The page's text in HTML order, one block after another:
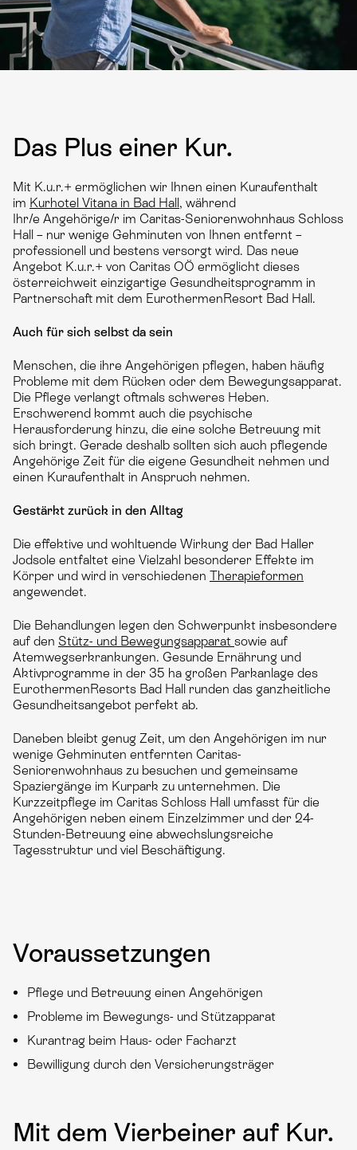
Das Plus einer Kur.
Mit K.u.r.+ ermöglichen wir Ihnen einen Kuraufenthalt
im Kurhotel Vitana in Bad Hall, während
Ihr/e Angehörige/r im Caritas-Seniorenwohnhaus Schloss
Hall – nur wenige Gehminuten von Ihnen entfernt –
professionell und bestens versorgt wird. Das neue
Angebot K.u.r.+ von Caritas OÖ ermöglicht dieses
österreichweit einzigartige Gesundheitsprogramm in
Partnerschaft mit dem EurothermenResort Bad Hall.
Auch für sich selbst da sein
Menschen, die ihre Angehörigen pflegen, haben häufig
Probleme mit dem Rücken oder dem Bewegungsapparat.
Die Pflege verlangt oftmals schweres Heben.
Erschwerend kommt auch die psychische
Herausforderung hinzu, die eine solche Betreuung mit
sich bringt. Gerade deshalb sollten sich auch pflegende
Angehörige Zeit für die eigene Gesundheit nehmen und
einen Kuraufenthalt in Anspruch nehmen.
Gestärkt zurück in den Alltag
Die effektive und wohltuende Wirkung der Bad Haller
Jodsole entfaltet eine Vielzahl besonderer Effekte im
Körper und wird in verschiedenen Therapieformen
angewendet.
Die Behandlungen legen den Schwerpunkt insbesondere
auf den Stütz- und Bewegungsapparat sowie auf
Atemwegserkrankungen. Gesunde Ernährung und
Aktivprogramme in der 35 ha großen Parkanlage des
EurothermenResorts Bad Hall runden das ganzheitliche
Gesundheitsangebot perfekt ab.
Daneben bleibt genug Zeit, um den Angehörigen im nur
wenige Gehminuten entfernten Caritas-
Seniorenwohnhaus zu besuchen und gemeinsame
Spaziergänge im Kurpark zu unternehmen. Die
Kurzzeitpflege im Caritas Schloss Hall umfasst für die
Angehörigen neben einem Einzelzimmer und der 24-
Stunden-Betreuung eine abwechslungsreiche
Tagesstruktur und viel Beschäftigung.
Voraussetzungen
Pflege und Betreuung einen Angehörigen
Probleme im Bewegungs- und Stützapparat
Kurantrag beim Haus- oder Facharzt
Bewilligung durch den Versicherungsträger
Mit dem Vierbeiner auf Kur.